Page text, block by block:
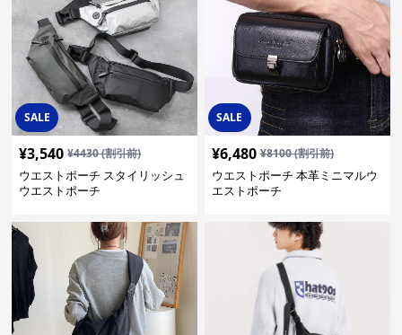
SALE
¥3,540 ¥4430(割引前)
ウエストポーチ スタイリッシュ
ウエストポーチ
SALE
¥6,480 ¥8100(割引前)
ウエストポーチ 本革ミニマルウ
エストポーチ